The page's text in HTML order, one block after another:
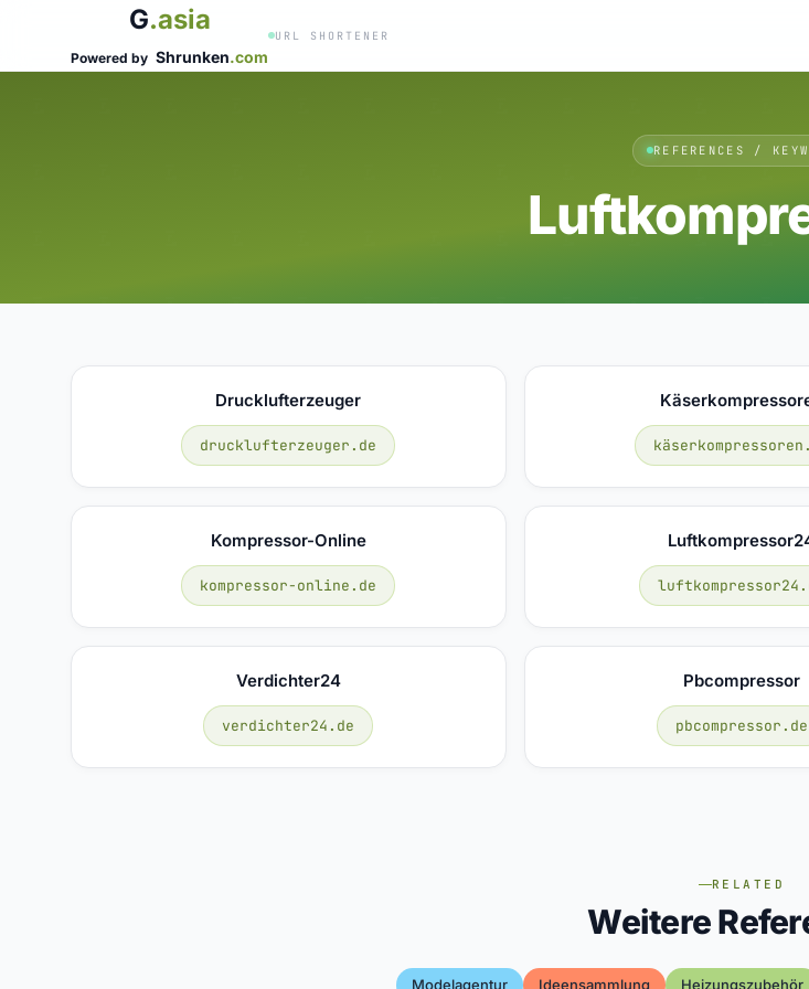
G.asia
Powered by Shrunken.com
URL SHORTENER
REFERENCES /
Drucklufterzeuger
drucklufterzeuger.de
Kompressor-Online
kompressor-online.de
Verdichter24
verdichter24.de
Pbcompressor
pbcompressor.de
RELATED
Weitere
Modelagentur Ideensammlung Heizungszubehör